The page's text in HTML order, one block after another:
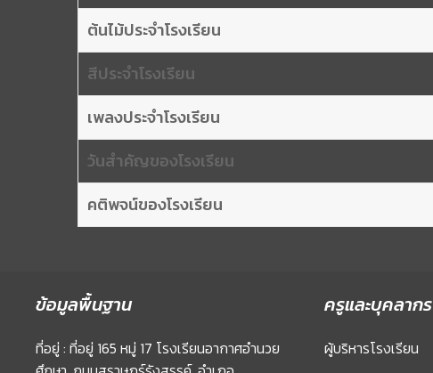
ต้นไม้ประจำโรงเรียน
สีประจำโรงเรียน
เพลงประจำโรงเรียน
วันสำคัญของโรงเรียน
คติพจน์ของโรงเรียน
ข้อมูลพื้นฐาน
ที่อยู่ : ที่อยู่ 165 หมู่ 17 โรงเรียนอากาศอำนวย
ครูและบุคลากร
ผู้บริหารโรงเรียน